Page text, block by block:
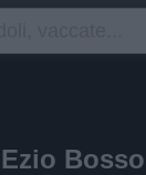
Ezio Bosso